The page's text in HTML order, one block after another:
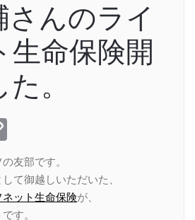
さんのライ
生命保険開
。
Link
友部です。
て御越しいただいた、
ネット生命保険が、
す。